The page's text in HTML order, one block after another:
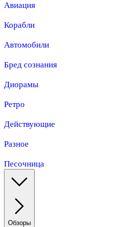
Авиация
Корабли
Автомобили
Бред сознания
Диорамы
Ретро
Действующие
Разное
Песочница
Обзоры